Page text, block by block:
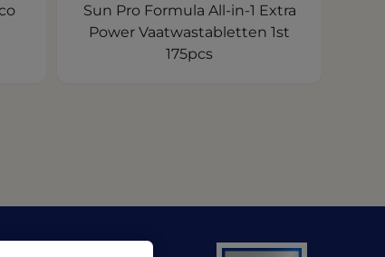
Sun Pro Formula All-in-1 Extra
Power Vaatwastabletten 1st
175pcs